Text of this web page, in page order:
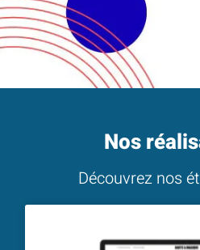
Nos
Découvrez nos